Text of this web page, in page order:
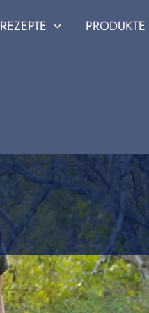
REZEPTE PRODUKTE